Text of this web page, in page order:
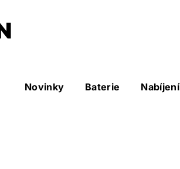
Hlavní
Novinky Baterie Nabíjení
sub-navigation